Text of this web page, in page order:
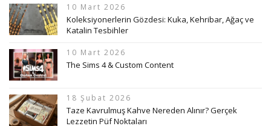
10 Mart 2026
Koleksiyonerlerin Gözdesi: Kuka, Kehribar, Ağaç ve
Katalin Tesbihler
10 Mart 2026
The Sims 4 & Custom Content
18 Şubat 2026
Taze Kavrulmuş Kahve Nereden Alınır? Gerçek
Lezzetin Püf Noktaları